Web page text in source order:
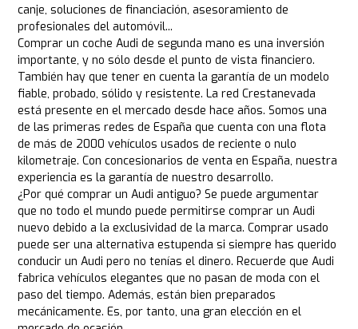
canje, soluciones de financiación, asesoramiento de
profesionales del automóvil...
Comprar un coche Audi de segunda mano es una inversión
importante, y no sólo desde el punto de vista financiero.
También hay que tener en cuenta la garantía de un modelo
fiable, probado, sólido y resistente. La red Crestanevada
está presente en el mercado desde hace años. Somos una
de las primeras redes de España que cuenta con una flota
de más de 2000 vehículos usados de reciente o nulo
kilometraje. Con concesionarios de venta en España, nuestra
experiencia es la garantía de nuestro desarrollo.
¿Por qué comprar un Audi antiguo? Se puede argumentar
que no todo el mundo puede permitirse comprar un Audi
nuevo debido a la exclusividad de la marca. Comprar usado
puede ser una alternativa estupenda si siempre has querido
conducir un Audi pero no tenías el dinero. Recuerde que Audi
fabrica vehículos elegantes que no pasan de moda con el
paso del tiempo. Además, están bien preparados
mecánicamente. Es, por tanto, una gran elección en el